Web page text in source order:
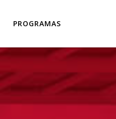
PROGRAMAS